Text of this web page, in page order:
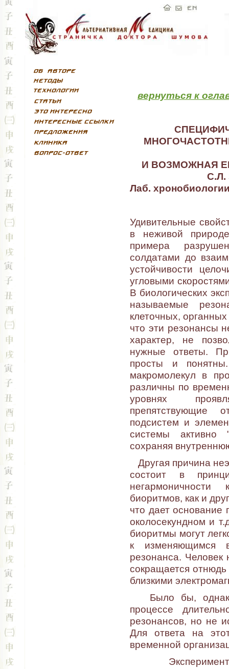
вернуться к
И ВОЗМОЖНАЯ
С.Л.
Лаб.
Удивительные
в неживой
примера
солдатами до
устойчивости
угловыми
В биологических
называемые
клеточных,
что эти резонансы
характер, не
нужные ответы.
просты и
макромолекул в
различны по
уровнях
препятствующие
подсистем и
системы активно
сохраняя
Другая причина
состоит в
биоритмов, как и
что дает основание
околосекундном и
биоритмы могут
к изменяющимся
резонанса.
сокращается отнюдь
близкими
Было бы,
процессе
резонансов, но не
Для ответа на
временной